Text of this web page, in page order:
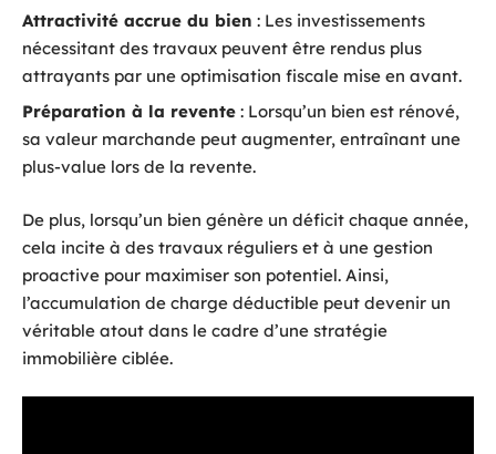
Attractivité accrue du bien : Les investissements
nécessitant des travaux peuvent être rendus plus
attrayants par une optimisation fiscale mise en avant.
Préparation à la revente : Lorsqu’un bien est rénové,
sa valeur marchande peut augmenter, entraînant une
plus-value lors de la revente.
De plus, lorsqu’un bien génère un déficit chaque année,
cela incite à des travaux réguliers et à une gestion
proactive pour maximiser son potentiel. Ainsi,
l’accumulation de charge déductible peut devenir un
véritable atout dans le cadre d’une stratégie
immobilière ciblée.